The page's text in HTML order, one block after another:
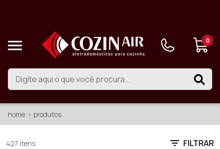
0
home produtos
427 itens FILTRAR